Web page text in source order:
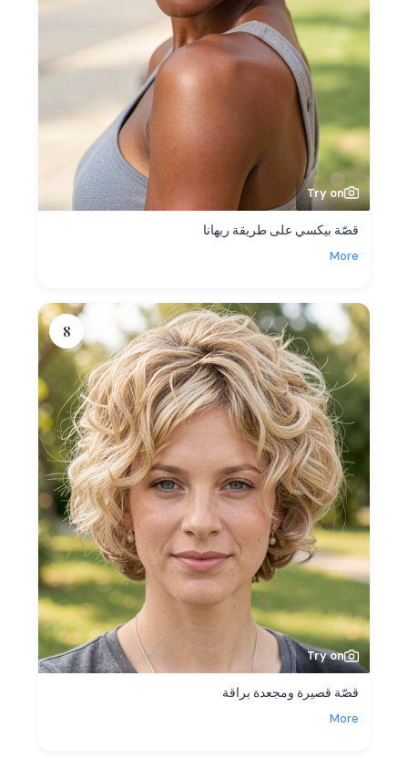
Try on
قصّة بيكسي على طريقة ريهانا
More
8
Try on
قصّة قصيرة ومجعدة براقة
More